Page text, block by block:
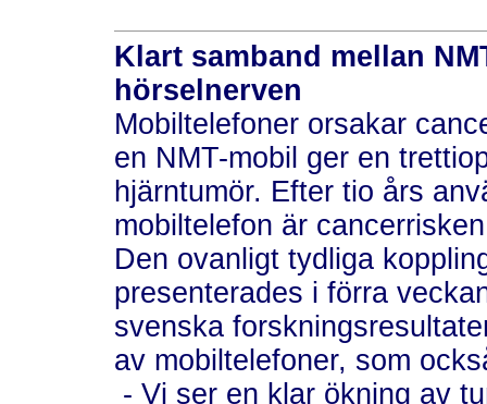
Klart samband mellan
hörselnerven
Mobiltelefoner orsakar
en NMT-mobil ger en
hjärntumör. Efter tio års
mobiltelefon är
Den ovanligt tydliga
presenterades i förra
svenska
av mobiltelefoner, som
- Vi ser en klar ökning av